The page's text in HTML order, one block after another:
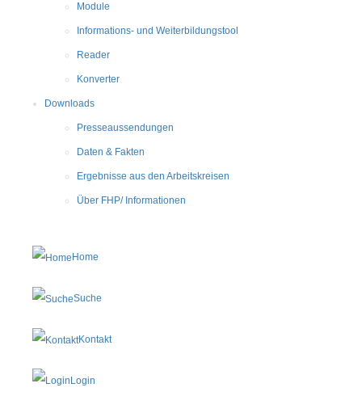
Module
Informations- und Weiterbildungstool
Reader
Konverter
Downloads
Presseaussendungen
Daten & Fakten
Ergebnisse aus den Arbeitskreisen
Über FHP/ Informationen
Home
Suche
Kontakt
Login